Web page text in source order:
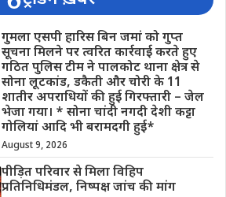
गुमला एसपी हारिस बिन जमां को गुप्त
सूचना मिलने पर त्वरित कार्रवाई करते हुए
गठित पुलिस टीम ने पालकोट थाना क्षेत्र से
सोना लूटकांड, डकैती और चोरी के 11
शातीर अपराधियों की हुई गिरफ्तारी – जेल
भेजा गया। * सोना चांदी नगदी देशी कट्टा
गोलियां आदि भी बरामदगी हुई*
August 9, 2026
पीड़ित परिवार से मिला विहिप
प्रतिनिधिमंडल, निष्पक्ष जांच की मांग